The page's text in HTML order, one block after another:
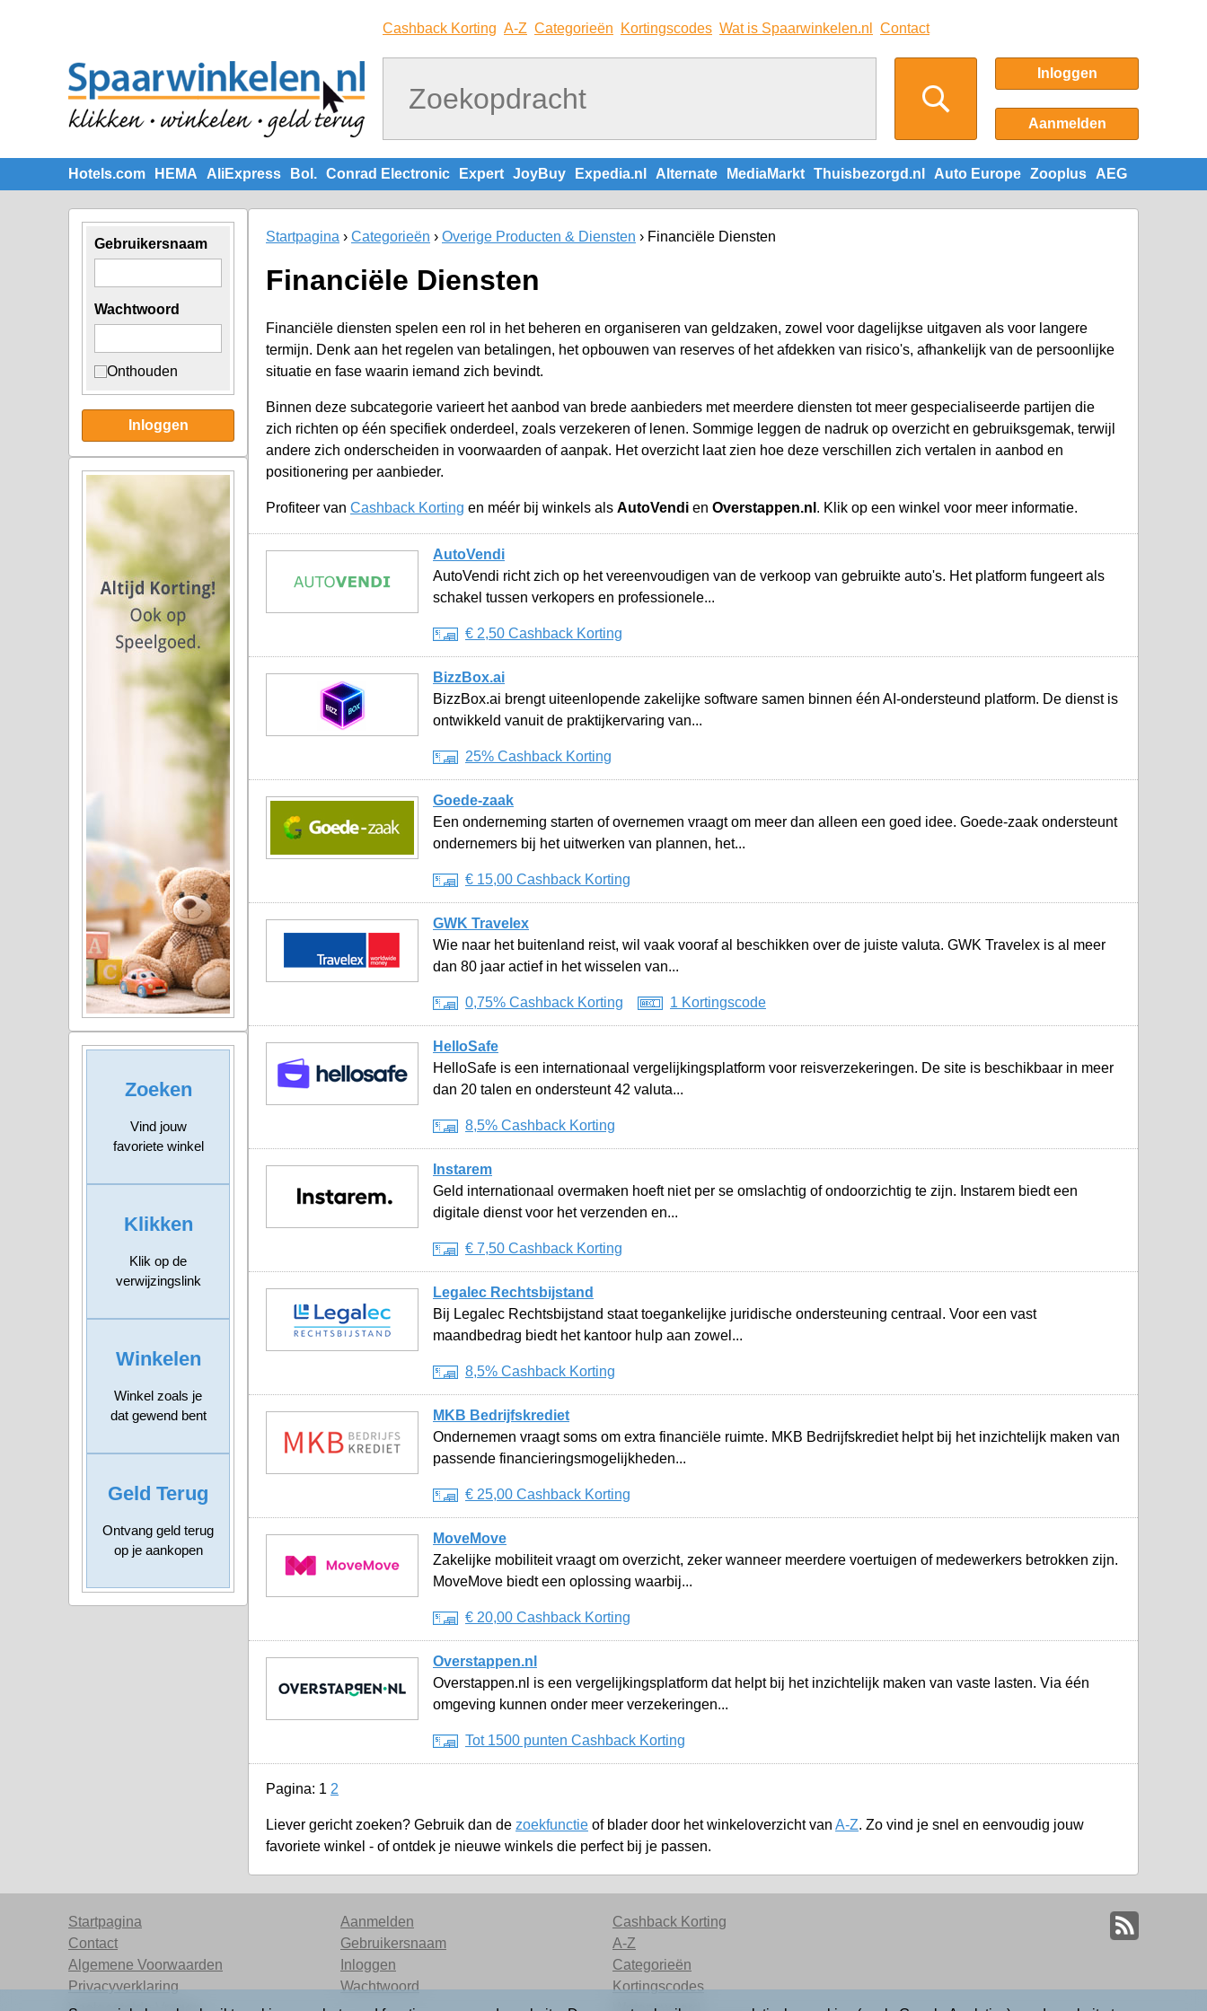
Cashback Korting A-Z Categorieën Kortingscodes Wat is Spaarwinkelen.nl Contact
Inloggen
Aanmelden
Hotels.com HEMA AliExpress Bol. Conrad Electronic Expert JoyBuy Expedia.nl Alternate MediaMarkt Thuisbezorgd.nl Auto Europe Zooplus AEG
Gebruikersnaam
Wachtwoord
Onthouden
Inloggen
Zoeken
Vind jouw
favoriete winkel
Klikken
Klik op de
verwijzingslink
Winkelen
Winkel zoals je
dat gewend bent
Geld Terug
Ontvang geld terug
op je aankopen
Startpagina Categorieën Overige Producten & Diensten Financiële Diensten
Financiële Diensten
Financiële diensten spelen een rol in het beheren en organiseren van geldzaken, zowel voor dagelijkse uitgaven als voor langere
termijn. Denk aan het regelen van betalingen, het opbouwen van reserves of het afdekken van risico's, afhankelijk van de persoonlijke
situatie en fase waarin iemand zich bevindt.
Binnen deze subcategorie varieert het aanbod van brede aanbieders met meerdere diensten tot meer gespecialiseerde partijen die
zich richten op één specifiek onderdeel, zoals verzekeren of lenen. Sommige leggen de nadruk op overzicht en gebruiksgemak, terwijl
andere zich onderscheiden in voorwaarden of aanpak. Het overzicht laat zien hoe deze verschillen zich vertalen in aanbod en
positionering per aanbieder.
Profiteer van Cashback Korting en méér bij winkels als AutoVendi en Overstappen.nl . Klik op een winkel voor meer informatie.
AutoVendi
AutoVendi richt zich op het vereenvoudigen van de verkoop van gebruikte auto's. Het platform fungeert als
schakel tussen verkopers en professionele...
€ 2,50 Cashback Korting
BizzBox.ai
BizzBox.ai brengt uiteenlopende zakelijke software samen binnen één AI-ondersteund platform. De dienst is
ontwikkeld vanuit de praktijkervaring van...
25% Cashback Korting
Goede-zaak
Een onderneming starten of overnemen vraagt om meer dan alleen een goed idee. Goede-zaak ondersteunt
ondernemers bij het uitwerken van plannen, het...
€ 15,00 Cashback Korting
GWK Travelex
Wie naar het buitenland reist, wil vaak vooraf al beschikken over de juiste valuta. GWK Travelex is al meer
dan 80 jaar actief in het wisselen van...
0,75% Cashback Korting 1 Kortingscode
HelloSafe
HelloSafe is een internationaal vergelijkingsplatform voor reisverzekeringen. De site is beschikbaar in meer
dan 20 talen en ondersteunt 42 valuta...
8,5% Cashback Korting
Instarem
Geld internationaal overmaken hoeft niet per se omslachtig of ondoorzichtig te zijn. Instarem biedt een
digitale dienst voor het verzenden en...
€ 7,50 Cashback Korting
Legalec Rechtsbijstand
Bij Legalec Rechtsbijstand staat toegankelijke juridische ondersteuning centraal. Voor een vast
maandbedrag biedt het kantoor hulp aan zowel...
8,5% Cashback Korting
MKB Bedrijfskrediet
Ondernemen vraagt soms om extra financiële ruimte. MKB Bedrijfskrediet helpt bij het inzichtelijk maken van
passende financieringsmogelijkheden...
€ 25,00 Cashback Korting
MoveMove
Zakelijke mobiliteit vraagt om overzicht, zeker wanneer meerdere voertuigen of medewerkers betrokken zijn.
MoveMove biedt een oplossing waarbij...
€ 20,00 Cashback Korting
Overstappen.nl
Overstappen.nl is een vergelijkingsplatform dat helpt bij het inzichtelijk maken van vaste lasten. Via één
omgeving kunnen onder meer verzekeringen...
Tot 1500 punten Cashback Korting
Pagina: 1 2
Liever gericht zoeken? Gebruik dan de zoekfunctie of blader door het winkeloverzicht van A-Z. Zo vind je snel en eenvoudig jouw
favoriete winkel - of ontdek je nieuwe winkels die perfect bij je passen.
Startpagina
Contact
Algemene Voorwaarden
Privacyverklaring
Veelgestelde Vragen
Aanmelden
Gebruikersnaam
Inloggen
Wachtwoord
Cashback Korting
A-Z
Categorieën
Kortingscodes
Wetenswaard